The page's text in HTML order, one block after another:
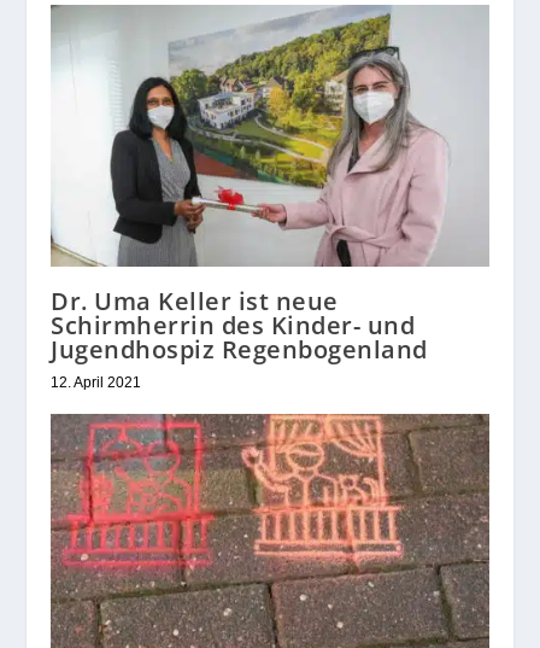
Dr. Uma Keller ist neue
Schirmherrin des Kinder- und
Jugendhospiz Regenbogenland
12. April 2021